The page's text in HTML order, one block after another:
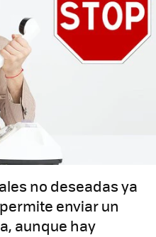
no deseadas ya
enviar un
aunque hay